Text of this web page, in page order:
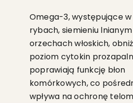
Omega-3, występujące w
rybach, siemieniu lnianym
orzechach włoskich,
poziom cytokin
poprawiają funkcję błon
komórkowych, co
wpływa na ochronę